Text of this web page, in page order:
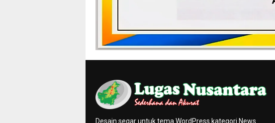
Desain segar untuk tema WordPress kategori News